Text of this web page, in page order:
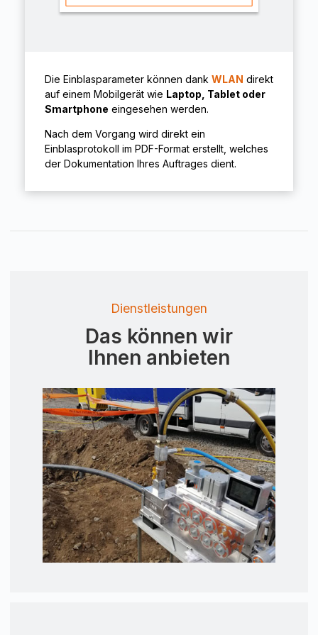
Die Einblasparameter können dank WLAN direkt
auf einem Mobilgerät wie Laptop, Tablet oder
Smartphone eingesehen werden.
Nach dem Vorgang wird direkt ein
Einblasprotokoll im PDF-Format erstellt, welches
der Dokumentation Ihres Auftrages dient.
Dienstleistungen
Das können wir
Ihnen anbieten